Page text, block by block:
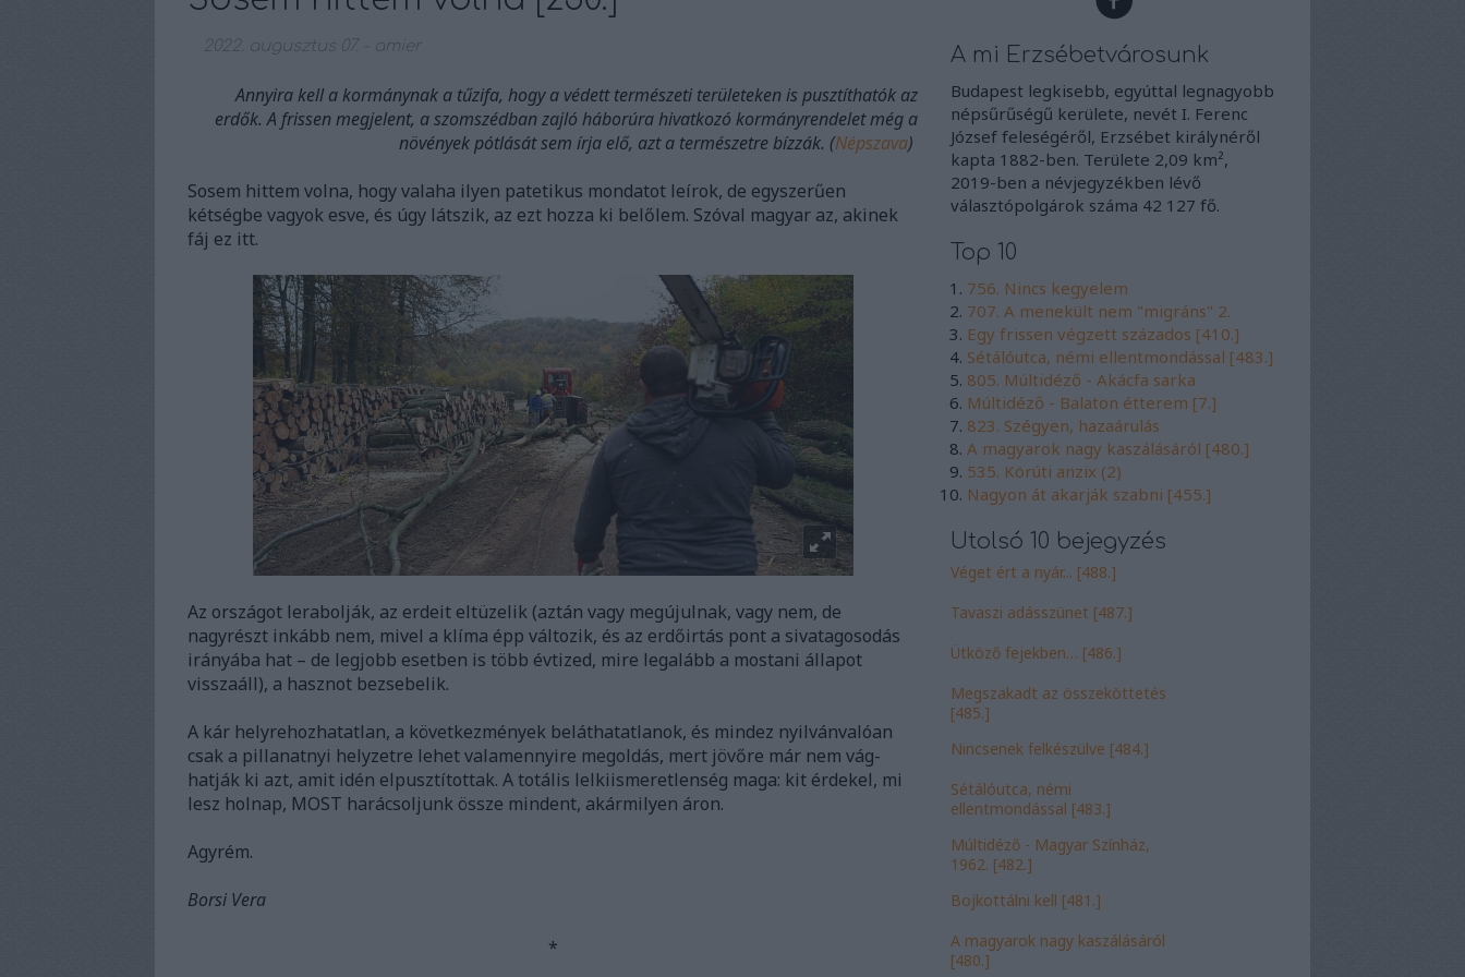
2022. augusztus 07. amier
Annyira kell a kormánynak a tűzifa, hogy a védett természeti területeken is pusztíthatók az
erdők.A frissen megjelent, a szomszédban zajló háborúra hivatkozó kormányrendelet még a
növények pótlását sem írja elő, azt a természetre bízzák. (Népszava)
Sosem hittem volna, hogy valaha ilyen patetikus mondatot leírok, de egyszerűen
kétségbe vagyok esve, és úgy látszik, az ezt hozza ki belőlem. Szóval magyar az, akinek
fáj ez itt.
Az országot lerabolják, az erdeit eltüzelik (aztán vagy megújulnak, vagy nem, de
nagyrészt inkább nem, mivel a klíma épp változik, és az erdőirtás pont a sivatagosodás
irányába hat – de legjobb esetben is több évtized, mire legalább a mostani állapot
visszaáll), a hasznot bezsebelik.
A kár helyrehozhatatlan, a következmények beláthatatlanok, és mindez nyilvánvalóan
csak a pillanatnyi helyzetre lehet valamennyire megoldás, mert jövőre már nem vág-
hatják ki azt, amit idén elpusztítottak. A totális lelkiismeretlenség maga: kit érdekel, mi
lesz holnap, MOST harácsoljunk össze mindent, akármilyen áron.
Agyrém.
Borsi Vera
*
A mi Erzsébetvárosunk
Budapest legkisebb, egyúttal legnagyobb
népsűrűségű kerülete, nevét I. Ferenc
József feleségéről, Erzsébet királynéről
kapta 1882-ben. Területe 2,09 km²,
2019-ben a névjegyzékben lévő
választópolgárok száma 42 127 fő.
Top 10
756. Nincs kegyelem
707. A menekült nem "migráns" 2.
Egy frissen végzett százados [410.]
Sétálóutca, némi ellentmondással [483.]
805. Múltidéző - Akácfa sarka
Múltidéző - Balaton étterem [7.]
823. Szégyen, hazaárulás
A magyarok nagy kaszálásáról [480.]
535. Körúti anzix (2)
Nagyon át akarják szabni [455.]
Utolsó 10 bejegyzés
Véget ért a nyár... [488.]
Tavaszi adásszünet [487.]
Ütköző fejekben… [486.]
Megszakadt az összeköttetés
[485.]
Nincsenek felkészülve [484.]
Sétálóutca, némi
ellentmondással [483.]
Múltidéző - Magyar Színház,
1962. [482.]
Bojkottálni kell [481.]
A magyarok nagy kaszálásáról
[480.]